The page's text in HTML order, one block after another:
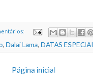
, Dalai Lama, DATAS
Página inicial